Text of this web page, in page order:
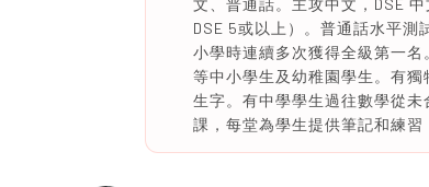
文、普通話。主攻中文，DSE
DSE 5或以上）。普通話水平測
小學時連續多次獲得全級第一
等中小學生及幼稚園學生。有
生字。有中學學生過往數學從
課，每堂為學生提供筆記和練習